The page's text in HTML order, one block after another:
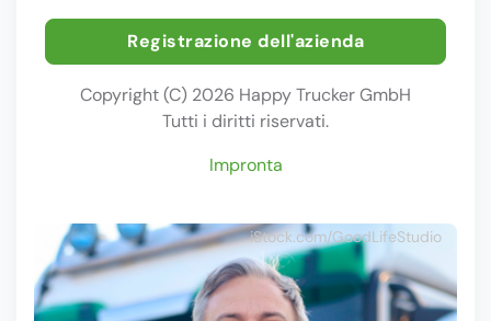
iStock.com/GoodLifeStudio
Registrazione dell'azienda
Copyright (C) 2026 Happy Trucker GmbH
Tutti i diritti riservati.
Impronta